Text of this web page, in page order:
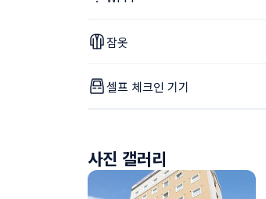
잠옷
셀프 체크인 기기
사진 갤러리